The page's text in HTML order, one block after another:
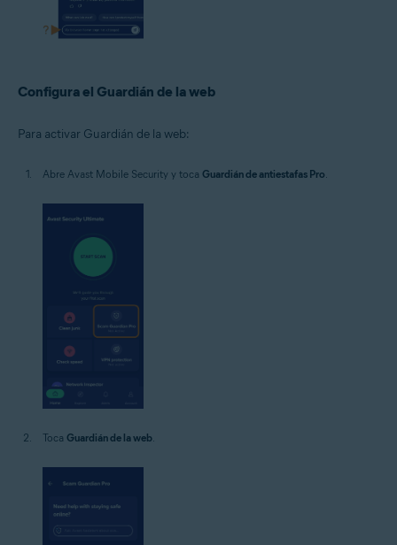
Configura el Guardián de la web
Para activar Guardián de la web:
Abre Avast Mobile Security y toca Guardián de antiestafas Pro.
Toca Guardián de la web